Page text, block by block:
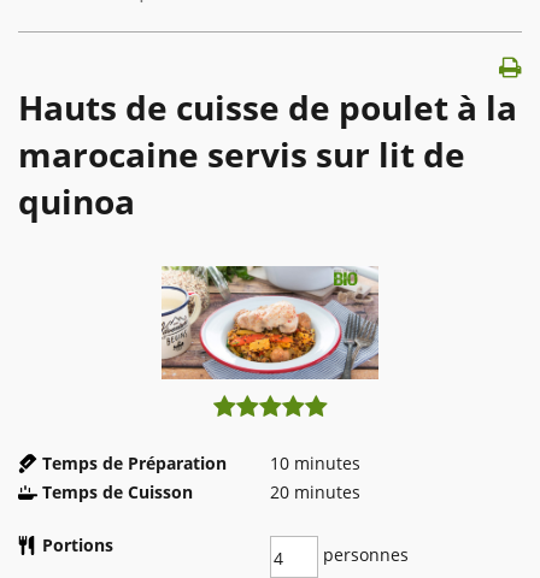
Hauts de cuisse de poulet à la
marocaine servis sur lit de
quinoa
Temps de Préparation 10 minutes
Temps de Cuisson
20 minutes
Portions personnes